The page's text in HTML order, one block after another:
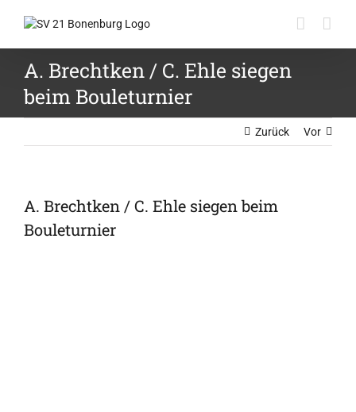
Inhalt
A. Brechtken / C. Ehle siegen
beim Bouleturnier
Zurück Vor
A. Brechtken / C. Ehle siegen beim
Bouleturnier